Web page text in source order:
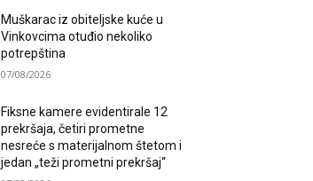
Muškarac iz obiteljske kuće u
Vinkovcima otuđio nekoliko
potrepština
07/08/2026
Fiksne kamere evidentirale 12
prekršaja, četiri prometne
nesreće s materijalnom štetom i
jedan „teži prometni prekršaj“